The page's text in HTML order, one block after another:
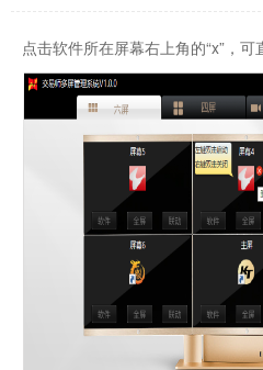
点击软件所在屏幕右上角的“x”，